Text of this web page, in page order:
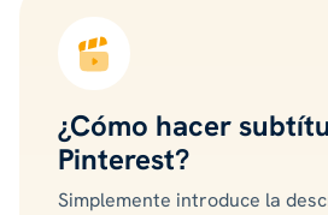
¿Cómo hacer
Pinterest?
Simplemente introduce la